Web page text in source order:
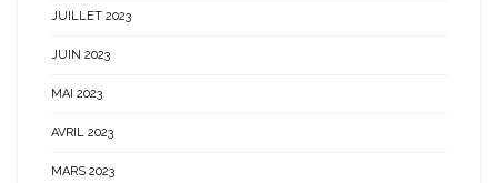
JUILLET 2023
JUIN 2023
MAI 2023
AVRIL 2023
MARS 2023